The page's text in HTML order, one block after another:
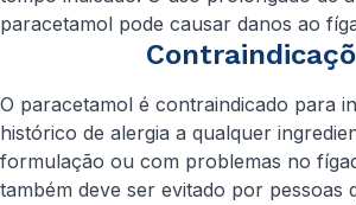
paracetamol pode causar danos ao
O paracetamol é contraindicado para
histórico de alergia a qualquer
formulação ou com problemas no
também deve ser evitado por pessoas